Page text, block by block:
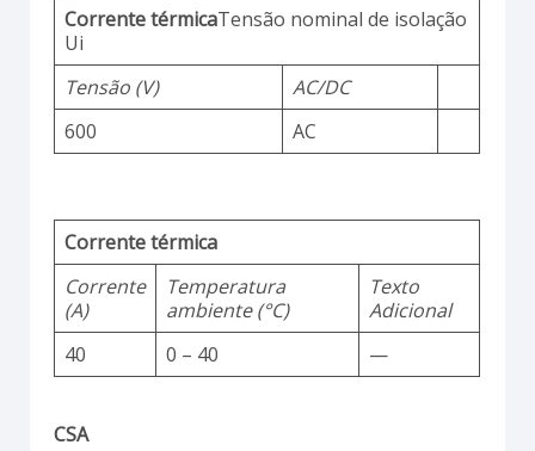
Corrente térmicaTensão nominal de isolação
Ui
Tensão (V)
AC/DC
600
AC
Corrente térmica
Corrente
(A)
Temperatura
ambiente (°C)
Texto
Adicional
40
0 – 40 —
CSA